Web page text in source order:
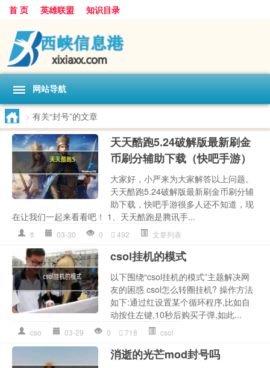
首 页 英雄联盟 知识目录
网站导航
> 有关“封号”的文章
天天酷跑5.24破解版最新刷金
币刷分辅助下载（快吧手游）
大家好，小严来为大家解答以上问题。
天天酷跑5.24破解版最新刷金币刷分辅
助下载，快吧手游很多人还不知道，现
在让我们一起来看看吧！ 1、 天天酷跑是腾讯手...
tt 03-30 0 492 文章列表
csol挂机的模式
以下围绕“csol挂机的模式”主题解决网
友的困惑 csol怎么转圈挂机? 操作方法
如下:通过红设置某个循环程序,比如自
动按住左键,10秒后购买子弹,如此...
cso 03-29 0 718 csol
消逝的光芒mod封号吗